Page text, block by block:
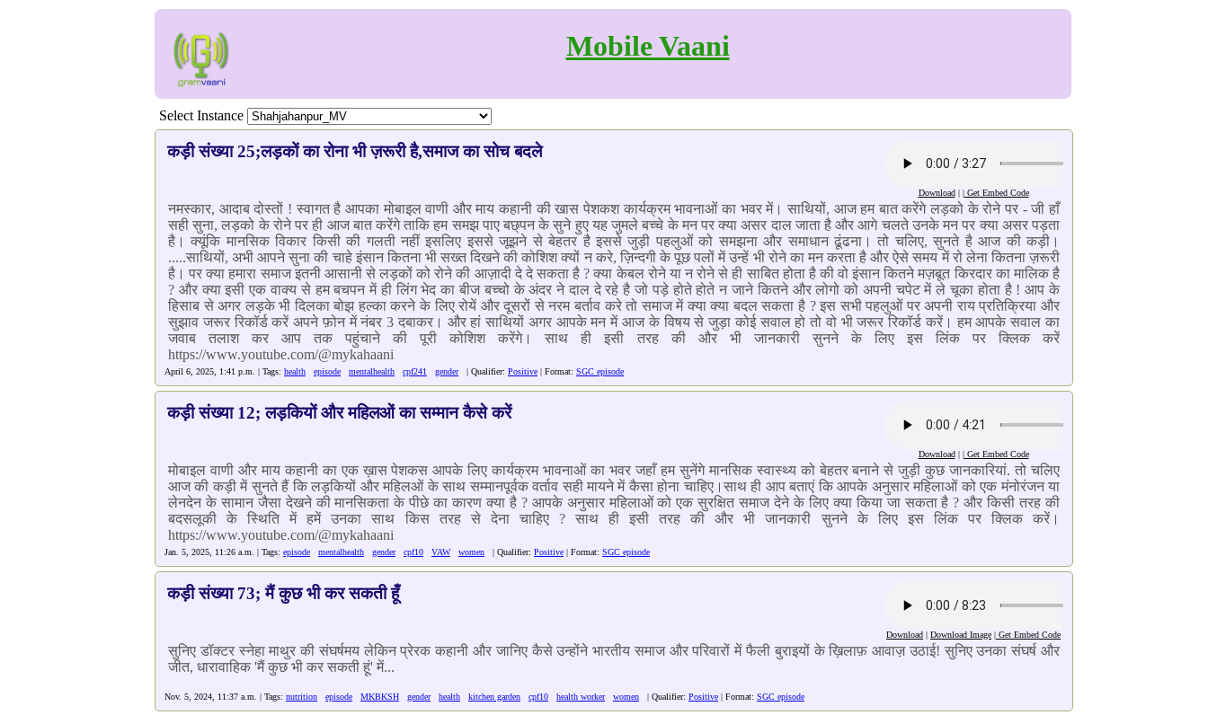
Mobile Vaani
Select Instance
कड़ी संख्या 25;लड़कों का रोना भी ज़रूरी है,समाज का सोच बदले
Download| |Get Embed Code
नमस्कार, आदाब दोस्तों ! स्वागत है आपका मोबाइल वाणी और माय कहानी की खास पेशकश कार्यक्रम भावनाओं का भवर में। साथियों, आज हम बात करेंगे लड़को के रोने पर - जी हाँ
सही सुना, लड़को के रोने पर ही आज बात करेंगे ताकि हम समझ पाए बछ्पन के सुने हुए यह जुमले बच्चे के मन पर क्या असर दाल जाता है और आगे चलते उनके मन पर क्या असर पड़ता
है। क्यूंकि मानसिक विकार किसी की गलती नहीं इसलिए इससे जूझने से बेहतर है इससे जुड़ी पहलुओं को समझना और समाधान ढूंढना। तो चलिए, सुनते है आज की कड़ी।
.....साथियों, अभी आपने सुना की चाहे इंसान कितना भी सख्त दिखने की कोशिश क्यों न करे, ज़िन्दगी के पूछ पलों में उन्हें भी रोने का मन करता है और ऐसे समय में रो लेना कितना ज़रूरी
है। पर क्या हमारा समाज इतनी आसानी से लड़कों को रोने की आज़ादी दे दे सकता है ? क्या केबल रोने या न रोने से ही साबित होता है की वो इंसान कितने मज़बूत किरदार का मालिक है
? और क्या इसी एक वाक्य से हम बचपन में ही लिंग भेद का बीज बच्चो के अंदर ने दाल दे रहे है जो पड़े होते होते न जाने कितने और लोगो को अपनी चपेट में ले चूका होता है ! आप के
हिसाब से अगर लड़के भी दिलका बोझ हल्का करने के लिए रोयें और दूसरों से नरम बर्ताव करे तो समाज में क्या क्या बदल सकता है ? इस सभी पहलुओं पर अपनी राय प्रतिक्रिया और
सुझाव जरूर रिकॉर्ड करें अपने फ़ोन में नंबर 3 दबाकर। और हां साथियों अगर आपके मन में आज के विषय से जुड़ा कोई सवाल हो तो वो भी जरूर रिकॉर्ड करें। हम आपके सवाल का
जवाब तलाश कर आप तक पहुंचाने की पूरी कोशिश करेंगे। साथ ही इसी तरह की और भी जानकारी सुनने के लिए इस लिंक पर क्लिक करें
https://www.youtube.com/@mykahaani
April 6, 2025, 1:41 p.m. | Tags: health episode mentalhealth cpf241 gender| Qualifier: Positive | Format: SGC episode
कड़ी संख्या 12; लड़कियों और महिलओं का सम्मान कैसे करें
Download| |Get Embed Code
मोबाइल वाणी और माय कहानी का एक ख़ास पेशकस आपके लिए कार्यक्रम भावनाओं का भवर जहाँ हम सुनेंगे मानसिक स्वास्थ्य को बेहतर बनाने से जुड़ी कुछ जानकारियां. तो चलिए
आज की कड़ी में सुनते हैं कि लड़कियों और महिलओं के साथ सम्मानपूर्वक वर्ताव सही मायने में कैसा होना चाहिए।साथ ही आप बताएं कि आपके अनुसार महिलाओं को एक मंनोरंजन या
लेनदेन के सामान जैसा देखने की मानसिकता के पीछे का कारण क्या है ? आपके अनुसार महिलाओं को एक सुरक्षित समाज देने के लिए क्या किया जा सकता है ? और किसी तरह की
बदसलूकी के स्थिति में हमें उनका साथ किस तरह से देना चाहिए ? साथ ही इसी तरह की और भी जानकारी सुनने के लिए इस लिंक पर क्लिक करें।
https://www.youtube.com/@mykahaani
Jan. 5, 2025, 11:26 a.m. | Tags: episode mentalhealth gender cpf10 VAW women | Qualifier: Positive | Format: SGC episode
कड़ी संख्या 73; मैं कुछ भी कर सकती हूँ
Download | Download Image | Get Embed Code
सुनिए डॉक्टर स्नेहा माथुर की संघर्षमय लेकिन प्रेरक कहानी और जानिए कैसे उन्होंने भारतीय समाज और परिवारों में फैली बुराइयों के ख़िलाफ़ आवाज़ उठाई! सुनिए उनका संघर्ष और
जीत, धारावाहिक 'मैं कुछ भी कर सकती हूं' में...
Nov. 5, 2024, 11:37 a.m. | Tags: nutrition episode MKBKSH gender health kitchen garden cpf10 health worker women | Qualifier: Positive | Format: SGC episode